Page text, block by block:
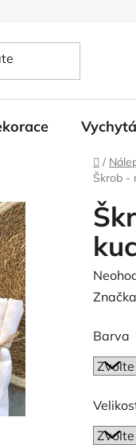
Domů
/
Škrob -
je
0,0
5
Barva